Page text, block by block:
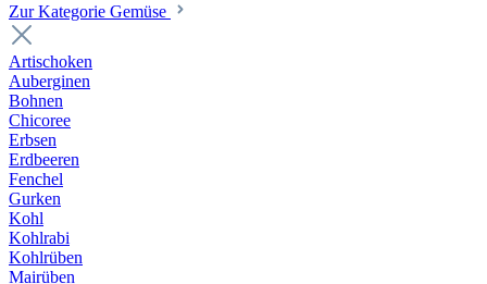
Zur Kategorie Gemüse
Artischoken
Auberginen
Bohnen
Chicoree
Erbsen
Erdbeeren
Fenchel
Gurken
Kohl
Kohlrabi
Kohlrüben
Mairüben